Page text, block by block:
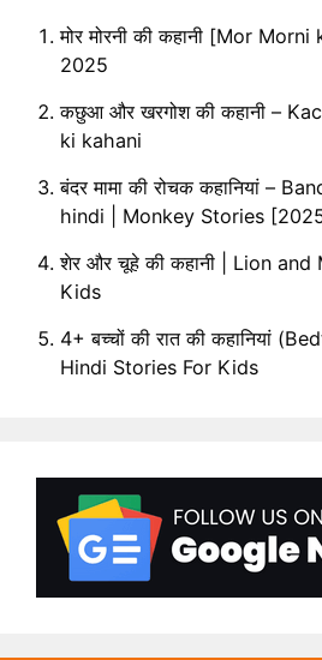
मोर मोरनी की कहानी [Mor
2025
कछुआ और खरगोश की कहानी –
ki kahani
बंदर मामा की रोचक कहानियां –
hindi | Monkey Stories
शेर और चूहे की कहानी | Lion
Kids
4+ बच्चों की रात की कहानियां
Hindi Stories For Kids